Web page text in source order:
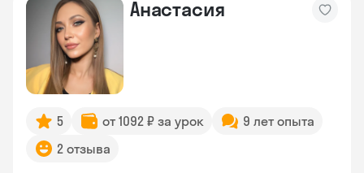
Анастасия
5 от 1092 ₽ за урок
9 лет опыта
2 отзыва